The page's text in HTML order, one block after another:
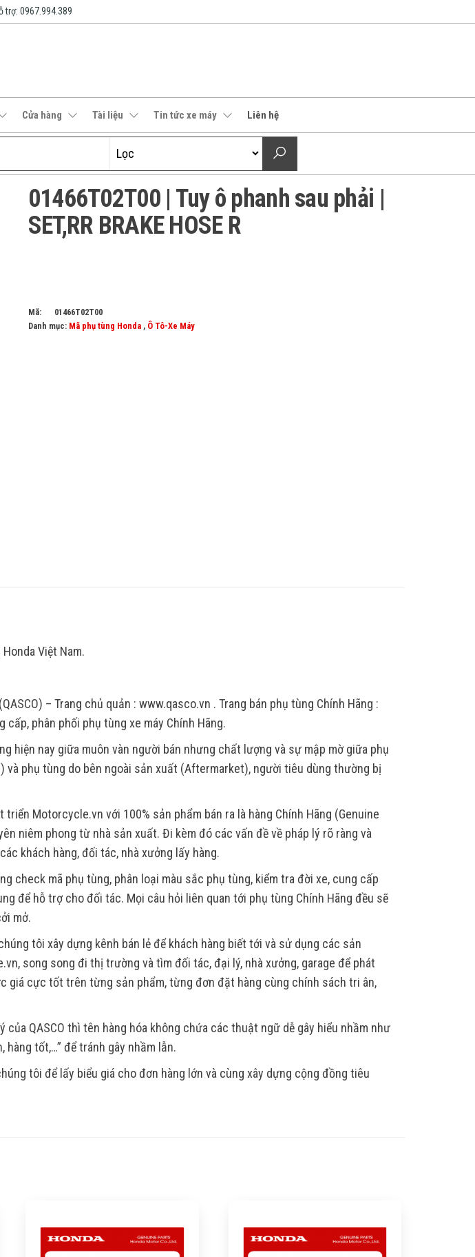
trợ: 0967.994.389
Cửa hàng Tài liệu Tin tức xe máy Liên hệ
01466T02T00 | Tuy ô phanh sau phải |
SET,RR BRAKE HOSE R
Mã:
01466T02T00
Danh mục: Mã phụ tùng Honda, Ô Tô-Xe Máy
Việt Nam.
– Trang chủ quản : www.qasco.vn . Trang bán phụ tùng Chính Hãng :
cấp, phân phối phụ tùng xe máy Chính Hãng.
hiện nay giữa muôn vàn người bán nhưng chất lượng và sự mập mờ giữa phụ
và phụ tùng do bên ngoài sản xuất (Aftermarket), người tiêu dùng thường bị
Motorcycle.vn với 100% sản phẩm bán ra là hàng Chính Hãng (Genuine
niêm phong từ nhà sản xuất. Đi kèm đó các vấn đề về pháp lý rõ ràng và
khách hàng, đối tác, nhà xưởng lấy hàng.
check mã phụ tùng, phân loại màu sắc phụ tùng, kiểm tra đời xe, cung cấp
để hỗ trợ cho đối tác. Mọi câu hỏi liên quan tới phụ tùng Chính Hãng đều sẽ
mở.
tôi xây dựng kênh bán lẻ để khách hàng biết tới và sử dụng các sản
song song đi thị trường và tìm đối tác, đại lý, nhà xưởng, garage để phát
giá cực tốt trên từng sản phẩm, từng đơn đặt hàng cùng chính sách tri ân,
QASCO thì tên hàng hóa không chứa các thuật ngữ dễ gây hiểu nhầm như
hàng tốt,…” để tránh gây nhầm lẫn.
tôi để lấy biểu giá cho đơn hàng lớn và cùng xây dựng cộng đồng tiêu